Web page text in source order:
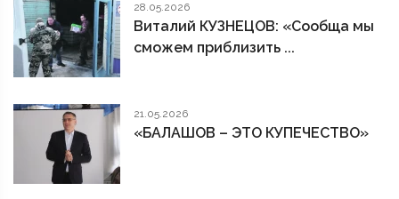
28.05.2026
Виталий КУЗНЕЦОВ: «Сообща мы
сможем приблизить ...
21.05.2026
«БАЛАШОВ – ЭТО КУПЕЧЕСТВО»